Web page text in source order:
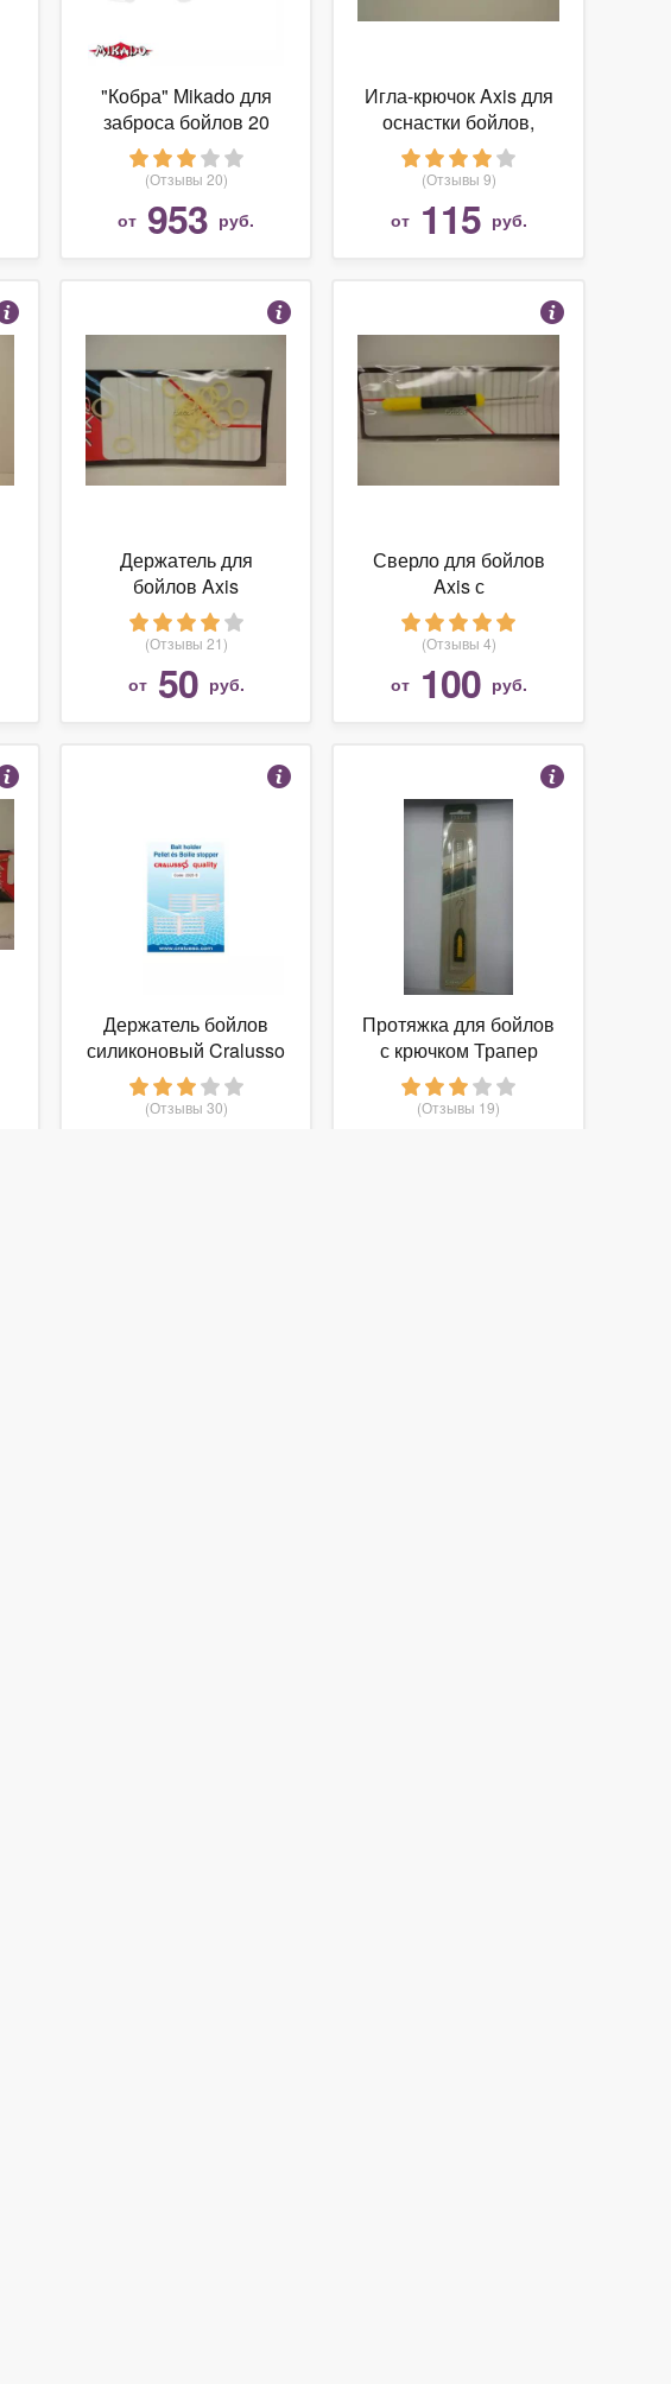
"Кобра" Mikado для
заброса бойлов 20
мм.
(Отзывы 20)
от 953 руб.
Игла-крючок Axis для
оснастки бойлов,
ручка-контейнер, AX-
84660-02
(Отзывы 9)
от 115 руб.
Держатель для
бойлов Axis
силиконовый,
большой
(Отзывы 21)
от 50 руб.
Сверло для бойлов
Axis с
комбинированной
ручкой
(Отзывы 4)
от 100 руб.
Держатель бойлов
силиконовый Cralusso
Small (малый)
(Отзывы 30)
Протяжка для бойлов
с крючком Трапер
22732 БС
(Отзывы 19)